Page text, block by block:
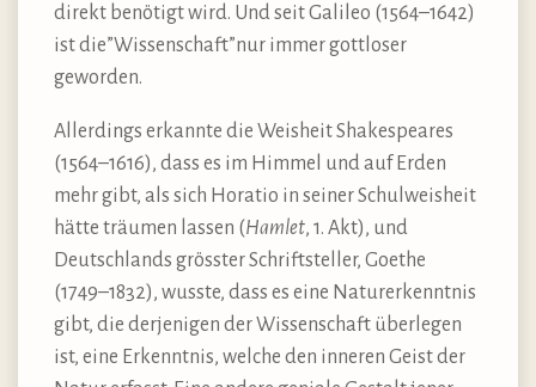
direkt benötigt wird. Und seit Galileo (1564–1642)
ist die”Wissenschaft”nur immer gottloser
geworden.
Allerdings erkannte die Weisheit Shakespeares
(1564–1616), dass es im Himmel und auf Erden
mehr gibt, als sich Horatio in seiner Schulweisheit
hätte träumen lassen (Hamlet, 1. Akt), und
Deutschlands grösster Schriftsteller, Goethe
(1749–1832), wusste, dass es eine Naturerkenntnis
gibt, die derjenigen der Wissenschaft überlegen
ist, eine Erkenntnis, welche den inneren Geist der